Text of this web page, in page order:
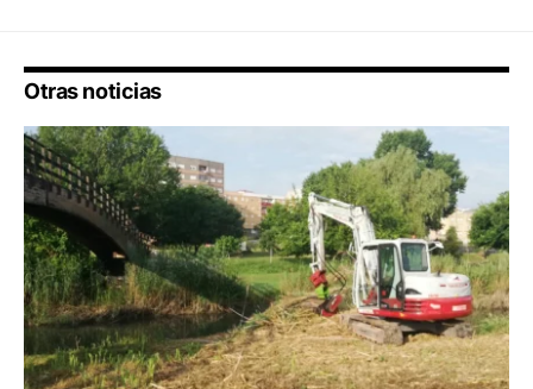
Otras noticias